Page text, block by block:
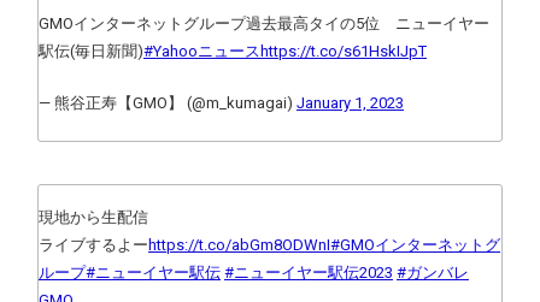
GMOインターネットグループ過去最高タイの5位 ニューイヤー
駅伝(毎日新聞)#Yahooニュース https://t.co/s61HskIJpT
— 熊谷正寿【GMO】 (@m_kumagai) January 1, 2023
現地から生配信
ライブするよー https://t.co/abGm8ODWnI#GMOインターネットグ
ループ#ニューイヤー駅伝 #ニューイヤー駅伝2023 #ガンバレ